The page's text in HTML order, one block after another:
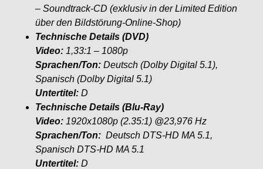
– Soundtrack-CD (exklusiv in der Limited Edition
über den Bildstörung-Online-Shop)
Technische Details (DVD)
Video: 1,33:1 – 1080p
Sprachen/Ton: Deutsch (Dolby Digital 5.1),
Spanisch (Dolby Digital 5.1)
Untertitel: D
Technische Details (Blu-Ray)
Video: 1920x1080p (2.35:1) @23,976 Hz
Sprachen/Ton: Deutsch DTS-HD MA 5.1,
Spanisch DTS-HD MA 5.1
Untertitel: D